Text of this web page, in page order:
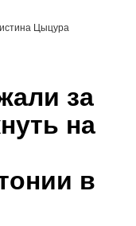
Цыцура
за
на
в